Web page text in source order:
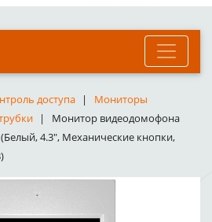
доступа
Мониторы
Монитор видеодомофона
(Белый, 4.3", Механические кнопки,